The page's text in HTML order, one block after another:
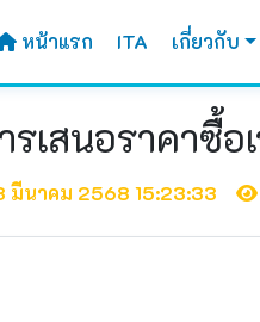
หน้าแรก ITA เกี่ยวกับ
เสนอราคาซื้อ
มีนาคม 2568 15:23:33